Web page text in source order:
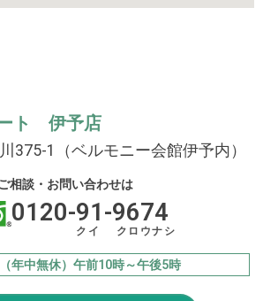
ト 伊予店
375-1（ベルモニー会館伊予内）
相談・お問い合わせは
0120-91-9674
クイ クロウナシ
年中無休）午前10時～午後5時